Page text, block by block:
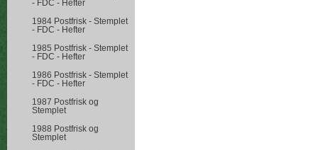
- FDC - Hefter
1984 Postfrisk - Stemplet
- FDC - Hefter
1985 Postfrisk - Stemplet
- FDC - Hefter
1986 Postfrisk - Stemplet
- FDC - Hefter
1987 Postfrisk og
Stemplet
1988 Postfrisk og
Stemplet